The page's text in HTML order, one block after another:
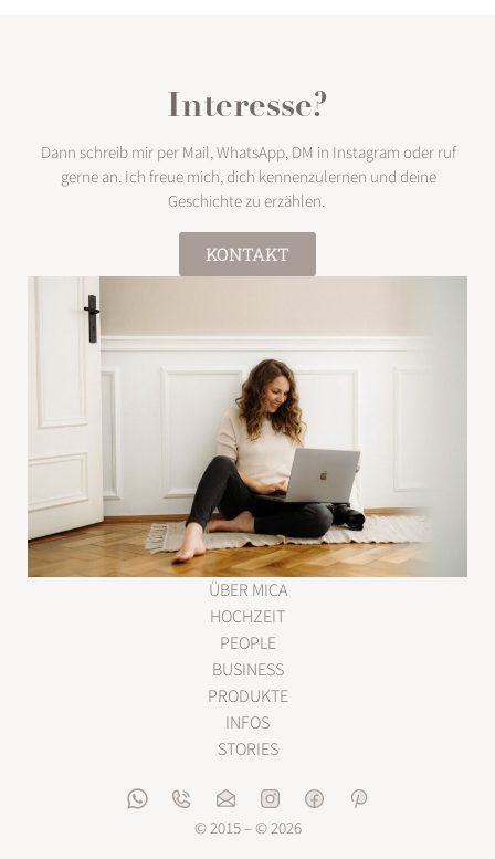
Interesse?
Dann schreib mir per Mail, WhatsApp, DM in Instagram oder ruf
gerne an. Ich freue mich, dich kennenzulernen und deine
Geschichte zu erzählen.
KONTAKT
ÜBER MICA
HOCHZEIT
PEOPLE
BUSINESS
PRODUKTE
INFOS
STORIES
© 2015 – © 2026